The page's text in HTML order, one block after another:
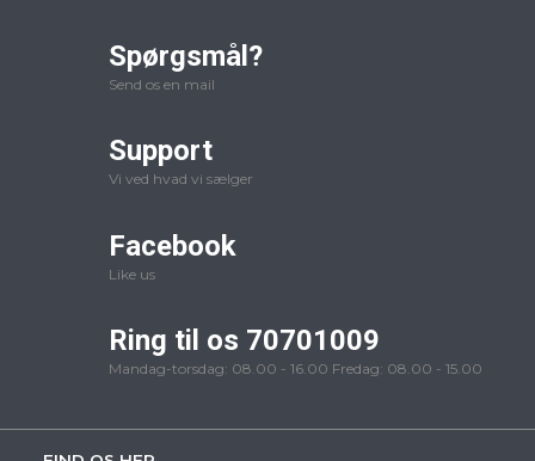
Spørgsmål?
Send os en mail
Support
Vi ved hvad vi sælger
Facebook
Like us
Ring til os 70701009
Mandag-torsdag: 08.00 - 16.00 Fredag: 08.00 - 15.00